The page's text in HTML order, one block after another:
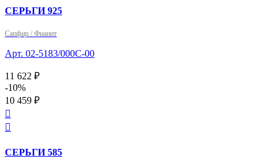
СЕРЬГИ 925
Сапфир / Фианит
Арт. 02-5183/000С-00
11 622 ₽
-10%
10 459 ₽


СЕРЬГИ 585